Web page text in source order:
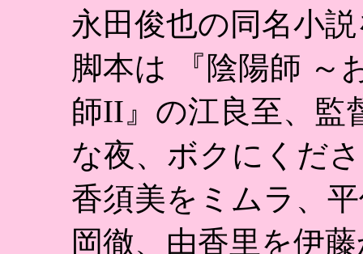
永田俊也の同名小
脚本は 『陰陽師 ～
師II』の江良至、監
な夜、ボクにくだ
香須美をミムラ、
岡徹、由香里を伊